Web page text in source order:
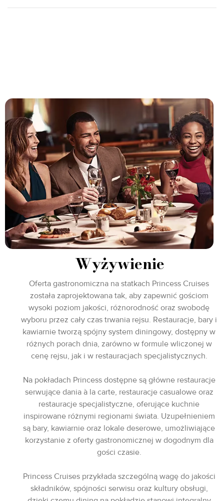
Wyżywienie
Oferta gastronomiczna na statkach Princess Cruises
została zaprojektowana tak, aby zapewnić gościom
wysoki poziom jakości, różnorodność oraz swobodę
wyboru przez cały czas trwania rejsu. Restauracje, bary i
kawiarnie tworzą spójny system diningowy, dostępny w
różnych porach dnia, zarówno w formule wliczonej w
cenę rejsu, jak i w restauracjach specjalistycznych.
Na pokładach Princess dostępne są główne restauracje
serwujące dania à la carte, restauracje casualowe oraz
restauracje specjalistyczne, oferujące kuchnie
inspirowane różnymi regionami świata. Uzupełnieniem
są bary, kawiarnie oraz lokale deserowe, umożliwiające
korzystanie z oferty gastronomicznej w dogodnym dla
gości czasie.
Princess Cruises przykłada szczególną wagę do jakości
składników, spójności serwisu oraz kultury obsługi,